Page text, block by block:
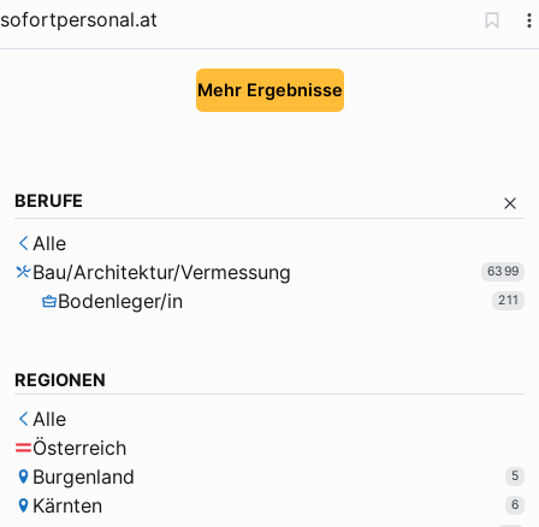
sofortpersonal.at
Mehr Ergebnisse
BERUFE
Alle
Bau/Architektur/Vermessung
6399
Bodenleger/in 211
REGIONEN
Alle
Österreich
Burgenland
5
Kärnten 6